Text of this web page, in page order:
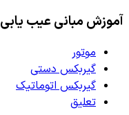
آموزش مبانی عیب یابی
موتور
گیربکس دستی
گیربکس اتوماتیک
تعلیق